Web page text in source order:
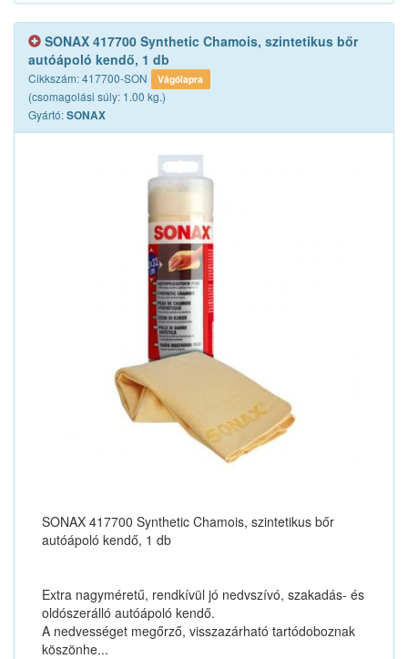
SONAX 417700 Synthetic Chamois, szintetikus bőr
autóápoló kendő, 1 db
Cikkszám: 417700-SON Vágólapra
(csomagolási súly: 1.00 kg.)
Gyártó:SONAX
SONAX 417700 Synthetic Chamois, szintetikus bőr
autóápoló kendő, 1 db
Extra nagyméretű, rendkívül jó nedvszívó, szakadás- és
oldószerálló autóápoló kendő.
A nedvességet megőrző, visszazárható tartódoboznak
köszönhe...